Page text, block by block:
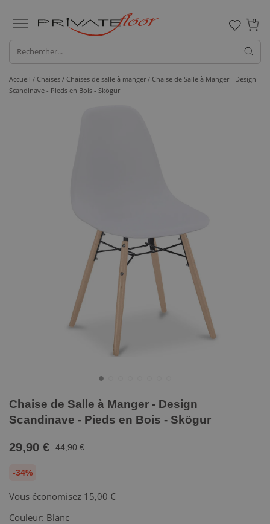
0
Accueil / Chaises / Chaises de salle à manger / Chaise de Salle à Manger - Design
Scandinave - Pieds en Bois - Skögur
Chaise de Salle à Manger - Design
Scandinave - Pieds en Bois - Skögur
29,90 € 44,90 €
-34%
Vous économisez 15,00 €
Couleur: Blanc